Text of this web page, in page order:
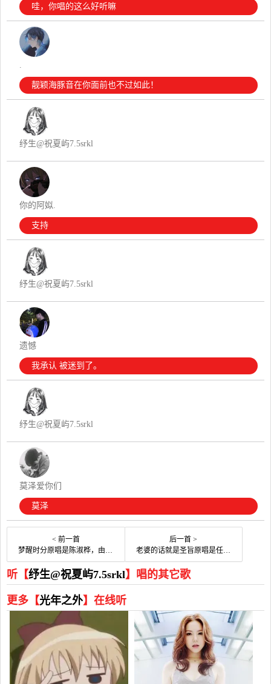
哇，你唱的这么好听嘛
.
靓颖海豚音在你面前也不过如此！
纾生@祝夏屿7.5srkl
你的阿姒.
支持
纾生@祝夏屿7.5srkl
遗憾
我承认 被迷到了。
纾生@祝夏屿7.5srkl
莫泽爱你们
莫泽
< 前一首
梦醒时分原唱是陈淑桦，由行者翻唱(播放:15)
后一首 >
老婆的话就是圣旨原唱是任军太，由妖あ灵翻唱(播放:96)
听【纾生@祝夏屿7.5srkl】唱的其它歌
更多【光年之外】在线听